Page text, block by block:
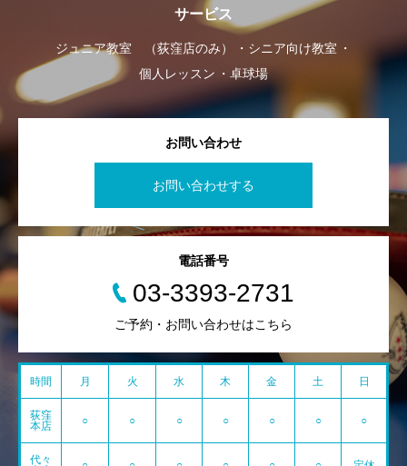
サービス
ジュニア教室 （荻窪店のみ）
シニア向け教室
個人レッスン
卓球場
お問い合わせ
お問い合わせする
電話番号
03-3393-2731
ご予約・お問い合わせはこちら
時間 月 火 水 木 金 土 日
荻窪
本店
○ ○ ○ ○ ○ ○ ○
代々